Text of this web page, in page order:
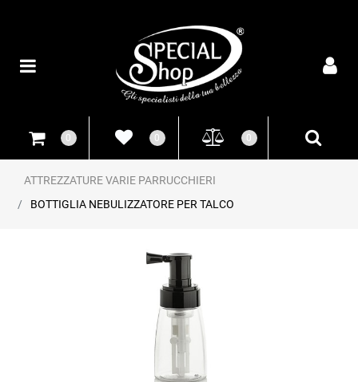
0 0 0
ATTREZZATURE VARIE PARRUCCHIERI
BOTTIGLIA NEBULIZZATORE PER TALCO